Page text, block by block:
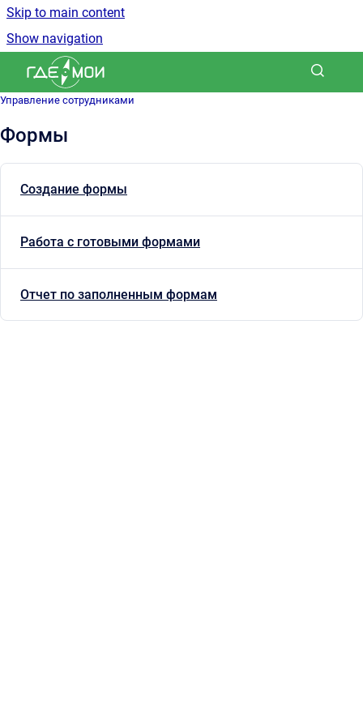
Skip to main content
Show navigation
Go to homepage
Управление сотрудниками
Формы
Создание формы
Работа с готовыми формами
Отчет по заполненным формам